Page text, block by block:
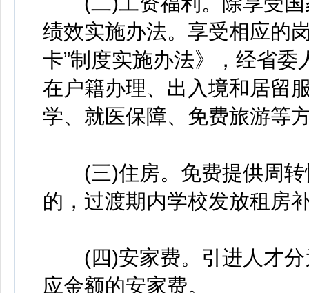
绩效实施办法。享受相应的
卡”制度实施办法》，经省委
在户籍办理、出入境和居留
学、就医保障、免费旅游等
(三)住房。免费提供周转
的，过渡期内学校发放租房
(四)安家费。引进人才分
应金额的安家费。